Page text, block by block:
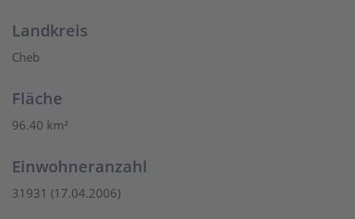
Landkreis
Cheb
Fläche
96.40 km²
Einwohneranzahl
31931 (17.04.2006)